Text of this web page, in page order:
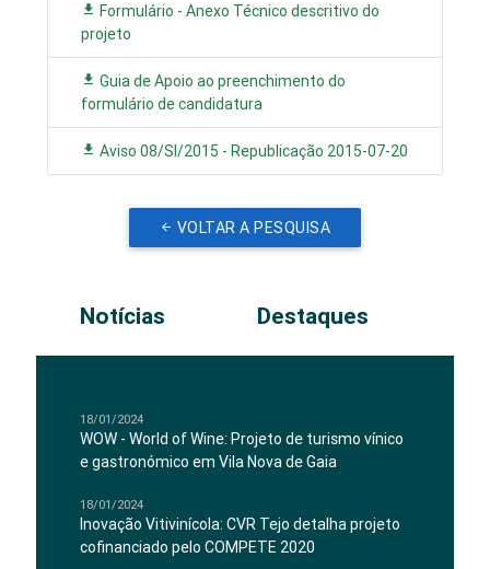
Formulário - Anexo Técnico descritivo do
projeto
Guia de Apoio ao preenchimento do
formulário de candidatura
Aviso 08/SI/2015 - Republicação 2015-07-20
VOLTAR A PESQUISA
Notícias Destaques
18/01/2024
WOW - World of Wine: Projeto de turismo vínico
e gastronómico em Vila Nova de Gaia
18/01/2024
Inovação Vitivinícola: CVR Tejo detalha projeto
cofinanciado pelo COMPETE 2020